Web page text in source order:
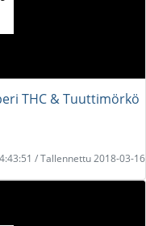
THC & Tuuttimörkö
/ Tallennettu 2018-03-16